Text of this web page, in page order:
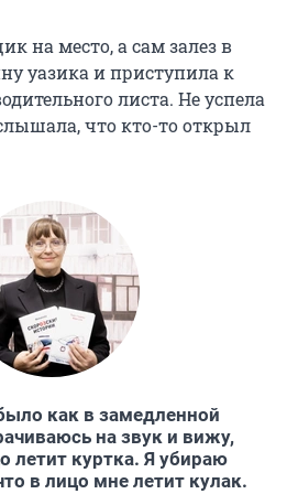
на место, а сам залез в
уазика и приступила к
листа. Не успела
что кто-то открыл
как в замедленной
на звук и вижу,
летит куртка. Я убираю
в лицо мне летит кулак.